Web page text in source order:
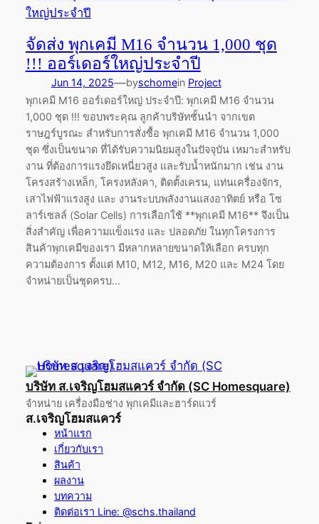
จัดส่ง พุกเคมี M16 จำนวน 1,000 ชุด
!!! ออร์เดอร์ใหญ่ประจำปี
Jun 14, 2025—byschomein Project
พุกเคมี M16 ออร์เดอร์ใหญ่ ประจำปี: พุกเคมี M16 จำนวน
1,000 ชุด !!! ขอบพระคุณ ลูกค้าบริษัทชั้นนำ จากเขต
ราษฎร์บูรณะ สำหรับการสั่งซื้อ พุกเคมี M16 จำนวน 1,000
ชุด ซึ่งเป็นขนาด ที่ได้รับความนิยมสูงในปัจจุบัน เหมาะสำหรับ
งาน ที่ต้องการแรงยึดเหนี่ยวสูง และรับน้ำหนักมาก เช่น งาน
โครงสร้างเหล็ก, โครงหลังคา, ติดตั้งเครน, แท่นเครื่องจักร,
เสาไฟฟ้าแรงสูง และ งานระบบพลังงานแสงอาทิตย์ หรือ โซ
ลาร์เซลล์ (Solar Cells) การเลือกใช้ **พุกเคมี M16** จึงเป็น
สิ่งสำคัญ เพื่อความแข็งแรง และ ปลอดภัย ในทุกโครงการ
สินค้าพุกเคมีของเรา มีหลากหลายขนาดให้เลือก ครบทุก
ความต้องการ ตั้งแต่ M10, M12, M16, M20 และ M24 โดย
จำหน่ายเป็นชุดครบ…
บริษัท ส.เจริญโฮมสแควร์ จำกัด (SC Homesquare)
จำหน่าย เครื่องมือช่าง พุกเคมีและฮาร์ดแวร์
ส.เจริญโฮมสแควร์
หน้าแรก
เกี่ยวกับเรา
สินค้า
ผลงาน
บทความ
ติดต่อเรา Line: @schs.thailand